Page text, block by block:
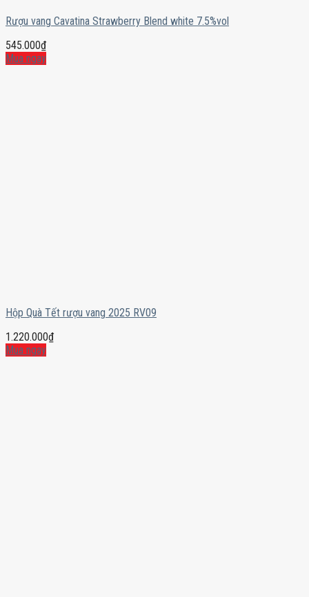
Rượu vang Cavatina Strawberry Blend white 7.5%vol
545.000₫
Mua ngay
Hộp Quà Tết rượu vang 2025 RV09
1.220.000₫
Mua ngay